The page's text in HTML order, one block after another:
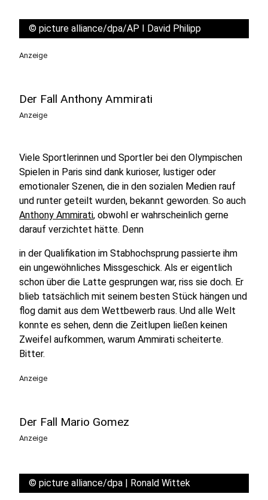
© picture alliance/dpa/AP I David Philipp
Anzeige
Der Fall Anthony Ammirati
Anzeige
Viele Sportlerinnen und Sportler bei den Olympischen
Spielen in Paris sind dank kurioser, lustiger oder
emotionaler Szenen, die in den sozialen Medien rauf
und runter geteilt wurden, bekannt geworden. So auch
Anthony Ammirati, obwohl er wahrscheinlich gerne
darauf verzichtet hätte. Denn
in der Qualifikation im Stabhochsprung passierte ihm
ein ungewöhnliches Missgeschick. Als er eigentlich
schon über die Latte gesprungen war, riss sie doch. Er
blieb tatsächlich mit seinem besten Stück hängen und
flog damit aus dem Wettbewerb raus. Und alle Welt
konnte es sehen, denn die Zeitlupen ließen keinen
Zweifel aufkommen, warum Ammirati scheiterte.
Bitter.
Anzeige
Der Fall Mario Gomez
Anzeige
© picture alliance/dpa | Ronald Wittek